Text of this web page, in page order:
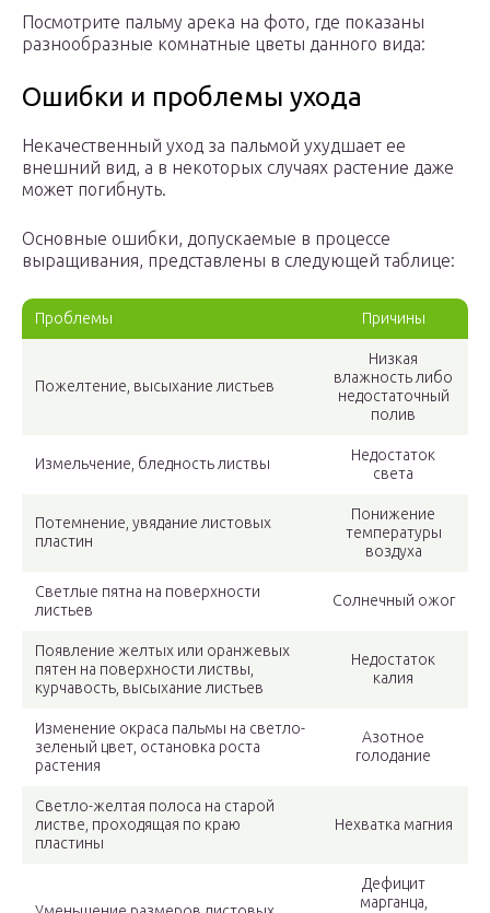
Посмотрите пальму арека на фото, где показаны
разнообразные комнатные цветы данного вида:
Ошибки и проблемы ухода
Некачественный уход за пальмой ухудшает ее
внешний вид, а в некоторых случаях растение даже
может погибнуть.
Основные ошибки, допускаемые в процессе
выращивания, представлены в следующей таблице:
Проблемы Причины
Пожелтение, высыхание листьев
Низкая
влажность либо
недостаточный
полив
Измельчение, бледность листвы
Недостаток
света
Потемнение, увядание листовых
пластин
Понижение
температуры
воздуха
Светлые пятна на поверхности
листьев
Солнечный ожог
Появление желтых или оранжевых
пятен на поверхности листвы,
курчавость, высыхание листьев
Недостаток
калия
Изменение окраса пальмы на светло-
зеленый цвет, остановка роста
растения
Азотное
голодание
Светло-желтая полоса на старой
листве, проходящая по краю
пластины
Нехватка магния
Дефицит
марганца,